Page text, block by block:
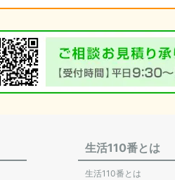
生活110番とは
生活110番とは